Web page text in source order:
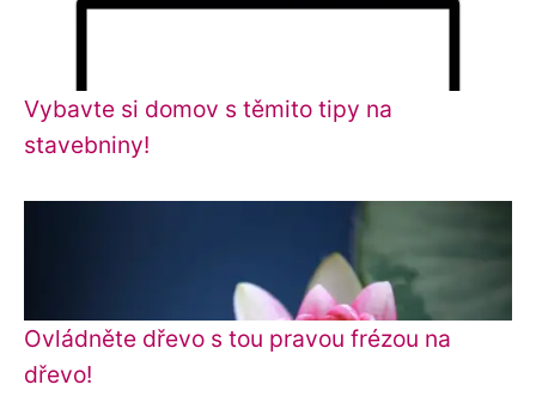
Vybavte si domov s těmito tipy na
stavebniny!
Ovládněte dřevo s tou pravou frézou na
dřevo!